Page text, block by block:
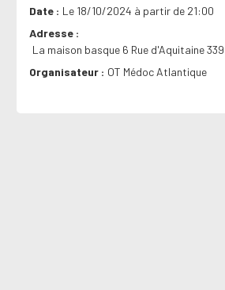
Date
Le 18/10/2024 à partir de 21:00
Adresse
La maison basque 6 Rue d'Aquitaine
Organisateur
OT Médoc Atlantique